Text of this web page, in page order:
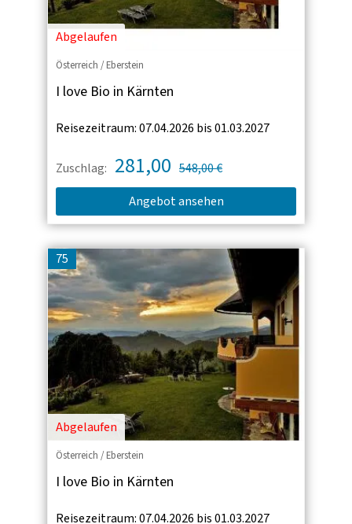
Abgelaufen
Österreich / Eberstein
I love Bio in Kärnten
Reisezeitraum: 07.04.2026 bis 01.03.2027
Zuschlag: 281,00 548,00 €
Angebot ansehen
75
Abgelaufen
Österreich / Eberstein
I love Bio in Kärnten
Reisezeitraum: 07.04.2026 bis 01.03.2027